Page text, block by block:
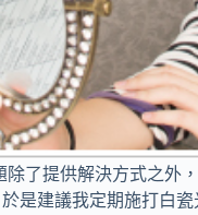
了提供解決方式之外
是建議我定期施打白